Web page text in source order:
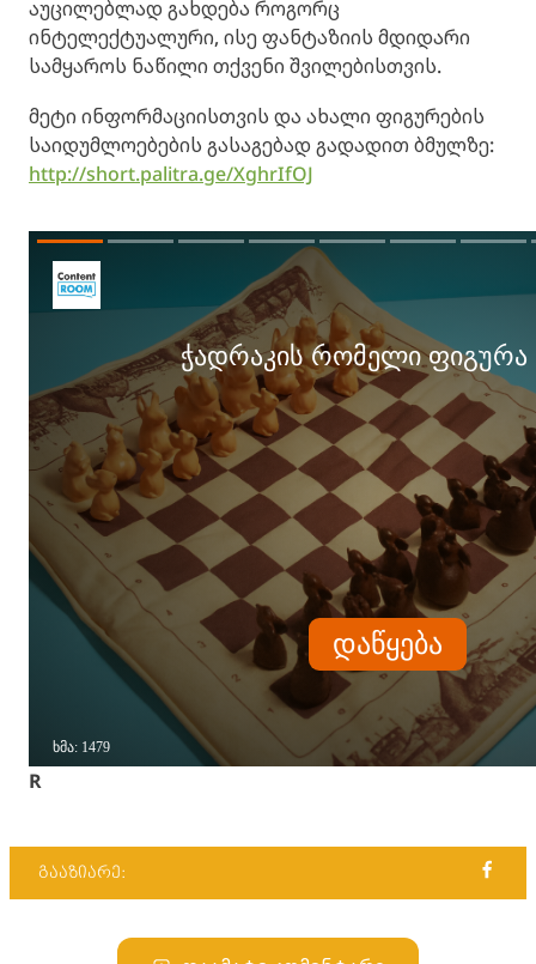
აუცილებლად გახდება როგორც
ინტელექტუალური, ისე ფანტაზიის მდიდარი
სამყაროს ნაწილი თქვენი შვილებისთვის.
მეტი ინფორმაციისთვის და ახალი ფიგურების
საიდუმლოებების გასაგებად გადადით ბმულზე:
http://short.palitra.ge/XghrIfOJ
R
გააზიარე: